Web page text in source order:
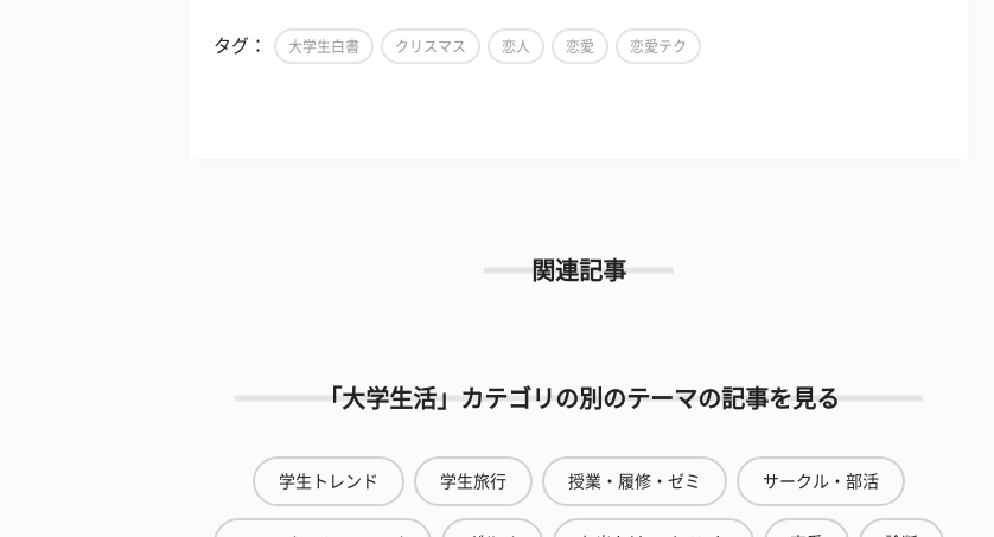
タグ： 大学生白書 クリスマス 恋人 恋愛 恋愛テク
関連記事
「大学生活」カテゴリの別のテーマの記事を見る
学生トレンド 学生旅行 授業・履修・ゼミ サークル・部活